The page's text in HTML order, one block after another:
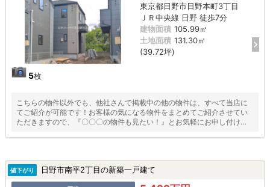
5枚
東京都日野市日野本町3丁目
ＪＲ中央線 日野 徒歩7分
建物面積 105.99㎡
土地面積 131.30㎡
(39.72坪)
こちらの物件以外でも、他社さんで掲載中の他の物件は、すべて当店に
てご紹介が可能です！お客様の気になる物件をまとめてご紹介させてい
ただきますので、『〇〇〇の物件も見たい！』とお気軽にお申し付けく
値下がり 日野市南平2丁目の新築一戸建て